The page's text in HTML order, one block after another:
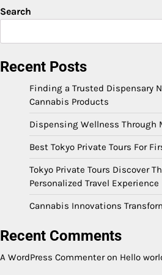
Search
Recent Posts
Finding a Trusted Dispensary
Cannabis Products
Dispensing Wellness Through
Best Tokyo Private Tours For
Tokyo Private Tours Discover
Personalized Travel Experience
Cannabis Innovations
Recent Comments
A WordPress Commenteron Hello